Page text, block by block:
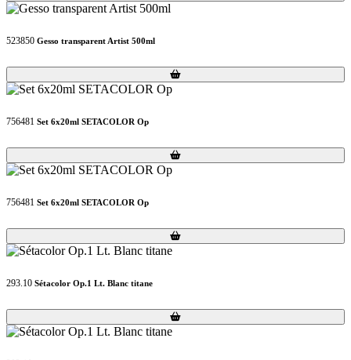
523850 Gesso transparent Artist 500ml
Loading...
Loading...
756481 Set 6x20ml SETACOLOR Op
Loading...
Loading...
756481 Set 6x20ml SETACOLOR Op
Loading...
Loading...
293.10 Sétacolor Op.1 Lt. Blanc titane
Loading...
Loading...